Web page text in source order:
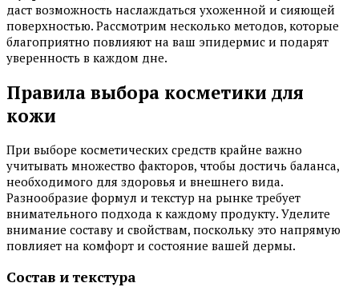
даст возможность наслаждаться ухоженной и сияющей
поверхностью. Рассмотрим несколько методов, которые
благоприятно повлияют на ваш эпидермис и подарят
уверенность в каждом дне.
Правила выбора косметики для
кожи
При выборе косметических средств крайне важно
учитывать множество факторов, чтобы достичь баланса,
необходимого для здоровья и внешнего вида.
Разнообразие формул и текстур на рынке требует
внимательного подхода к каждому продукту. Уделите
внимание составу и свойствам, поскольку это напрямую
повлияет на комфорт и состояние вашей дермы.
Состав и текстура